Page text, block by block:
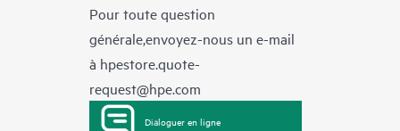
Pour toute question
générale,envoyez-nous un e-mail
à hpestore.quote-
request@hpe.com
Dialoguer en ligne